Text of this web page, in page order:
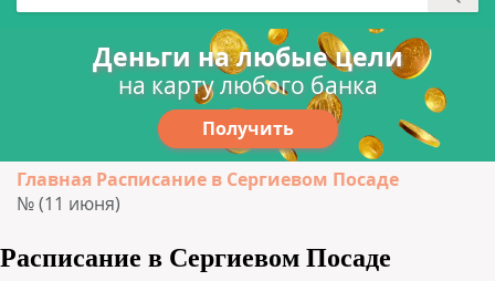
Деньги на любые цели
на карту любого банка
Получить
Главная Расписание в Сергиевом Посаде
№ (11 июня)
Расписание в Сергиевом Посаде